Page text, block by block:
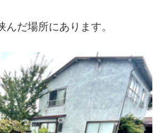
だ場所にあります。